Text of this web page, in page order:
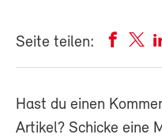
Seite teilen:
Hast du einen
Artikel? Schicke eine